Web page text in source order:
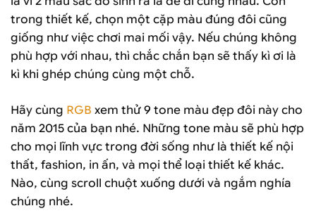
trong thiết kế, chọn một cặp màu đúng đôi cũng
giống như việc chơi mai mối vậy. Nếu chúng không
phù hợp với nhau, thì chắc chắn bạn sẽ thấy kì ơi là
kì khi ghép chúng cùng một chỗ.
Hãy cùng RGB xem thử 9 tone màu đẹp đôi này cho
năm 2015 của bạn nhé. Những tone màu sẽ phù hợp
cho mọi lĩnh vực trong đời sống như là thiết kế nội
thất, fashion, in ấn, và mọi thể loại thiết kế khác.
Nào, cùng scroll chuột xuống dưới và ngắm nghía
chúng nhé.